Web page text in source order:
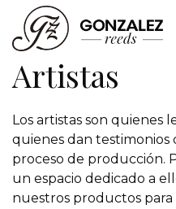
Artistas
Los artistas son quienes
quienes dan
proceso de producción.
un espacio dedicado a
nuestros productos para